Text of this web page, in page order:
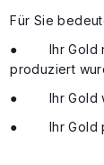
Für Sie
● Ihr Gold
produziert
● Ihr Gold
● Ihr Gold